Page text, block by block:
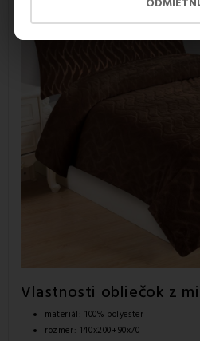
Vlastnosti obliečok z
materiál: 100% polyester
rozmer: 140x200+90x70